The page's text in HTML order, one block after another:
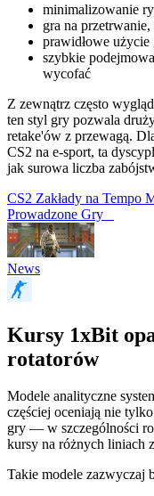
minimalizowanie
gra na
prawidłowe
szybkie
wycofać
Z zewnątrz często
ten styl gry pozwala
retake'ów z przewagą.
CS2 na e-sport, ta
jak surowa liczba
CS2 Zakłady na Tempo
Prowadzone Gry
News
Kursy 1xBit
rotatorów
Modele analityczne
częściej oceniają nie
gry — w szczególności
kursy na różnych liniach
Takie modele zazwyczaj